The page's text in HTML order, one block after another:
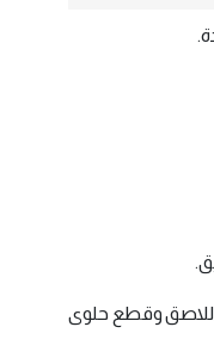
اللاصق وقطع حلوى